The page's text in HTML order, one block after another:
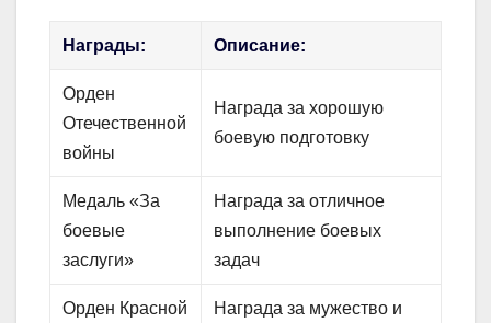
Награды: Описание:
Орден
Отечественной
войны
Награда за хорошую
боевую подготовку
Медаль «За
боевые
заслуги»
Награда за отличное
выполнение боевых
задач
Орден Красной
Награда за мужество и